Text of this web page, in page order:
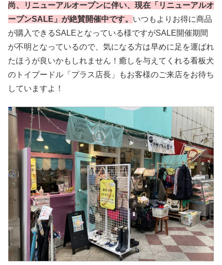
尚、リニューアルオープンに伴い、現在「リニューアルオ
ープンSALE」が絶賛開催中です。 いつもよりお得に商品
が購入できるSALEとなっている様ですがSALE開催期間
が不明となっているので、気になる方は早めに足を運ばれ
たほうが良いかもしれません！癒しを与えてくれる看板犬
のトイプードル「プラス店長」もお客様のご来店をお待ち
していますよ！